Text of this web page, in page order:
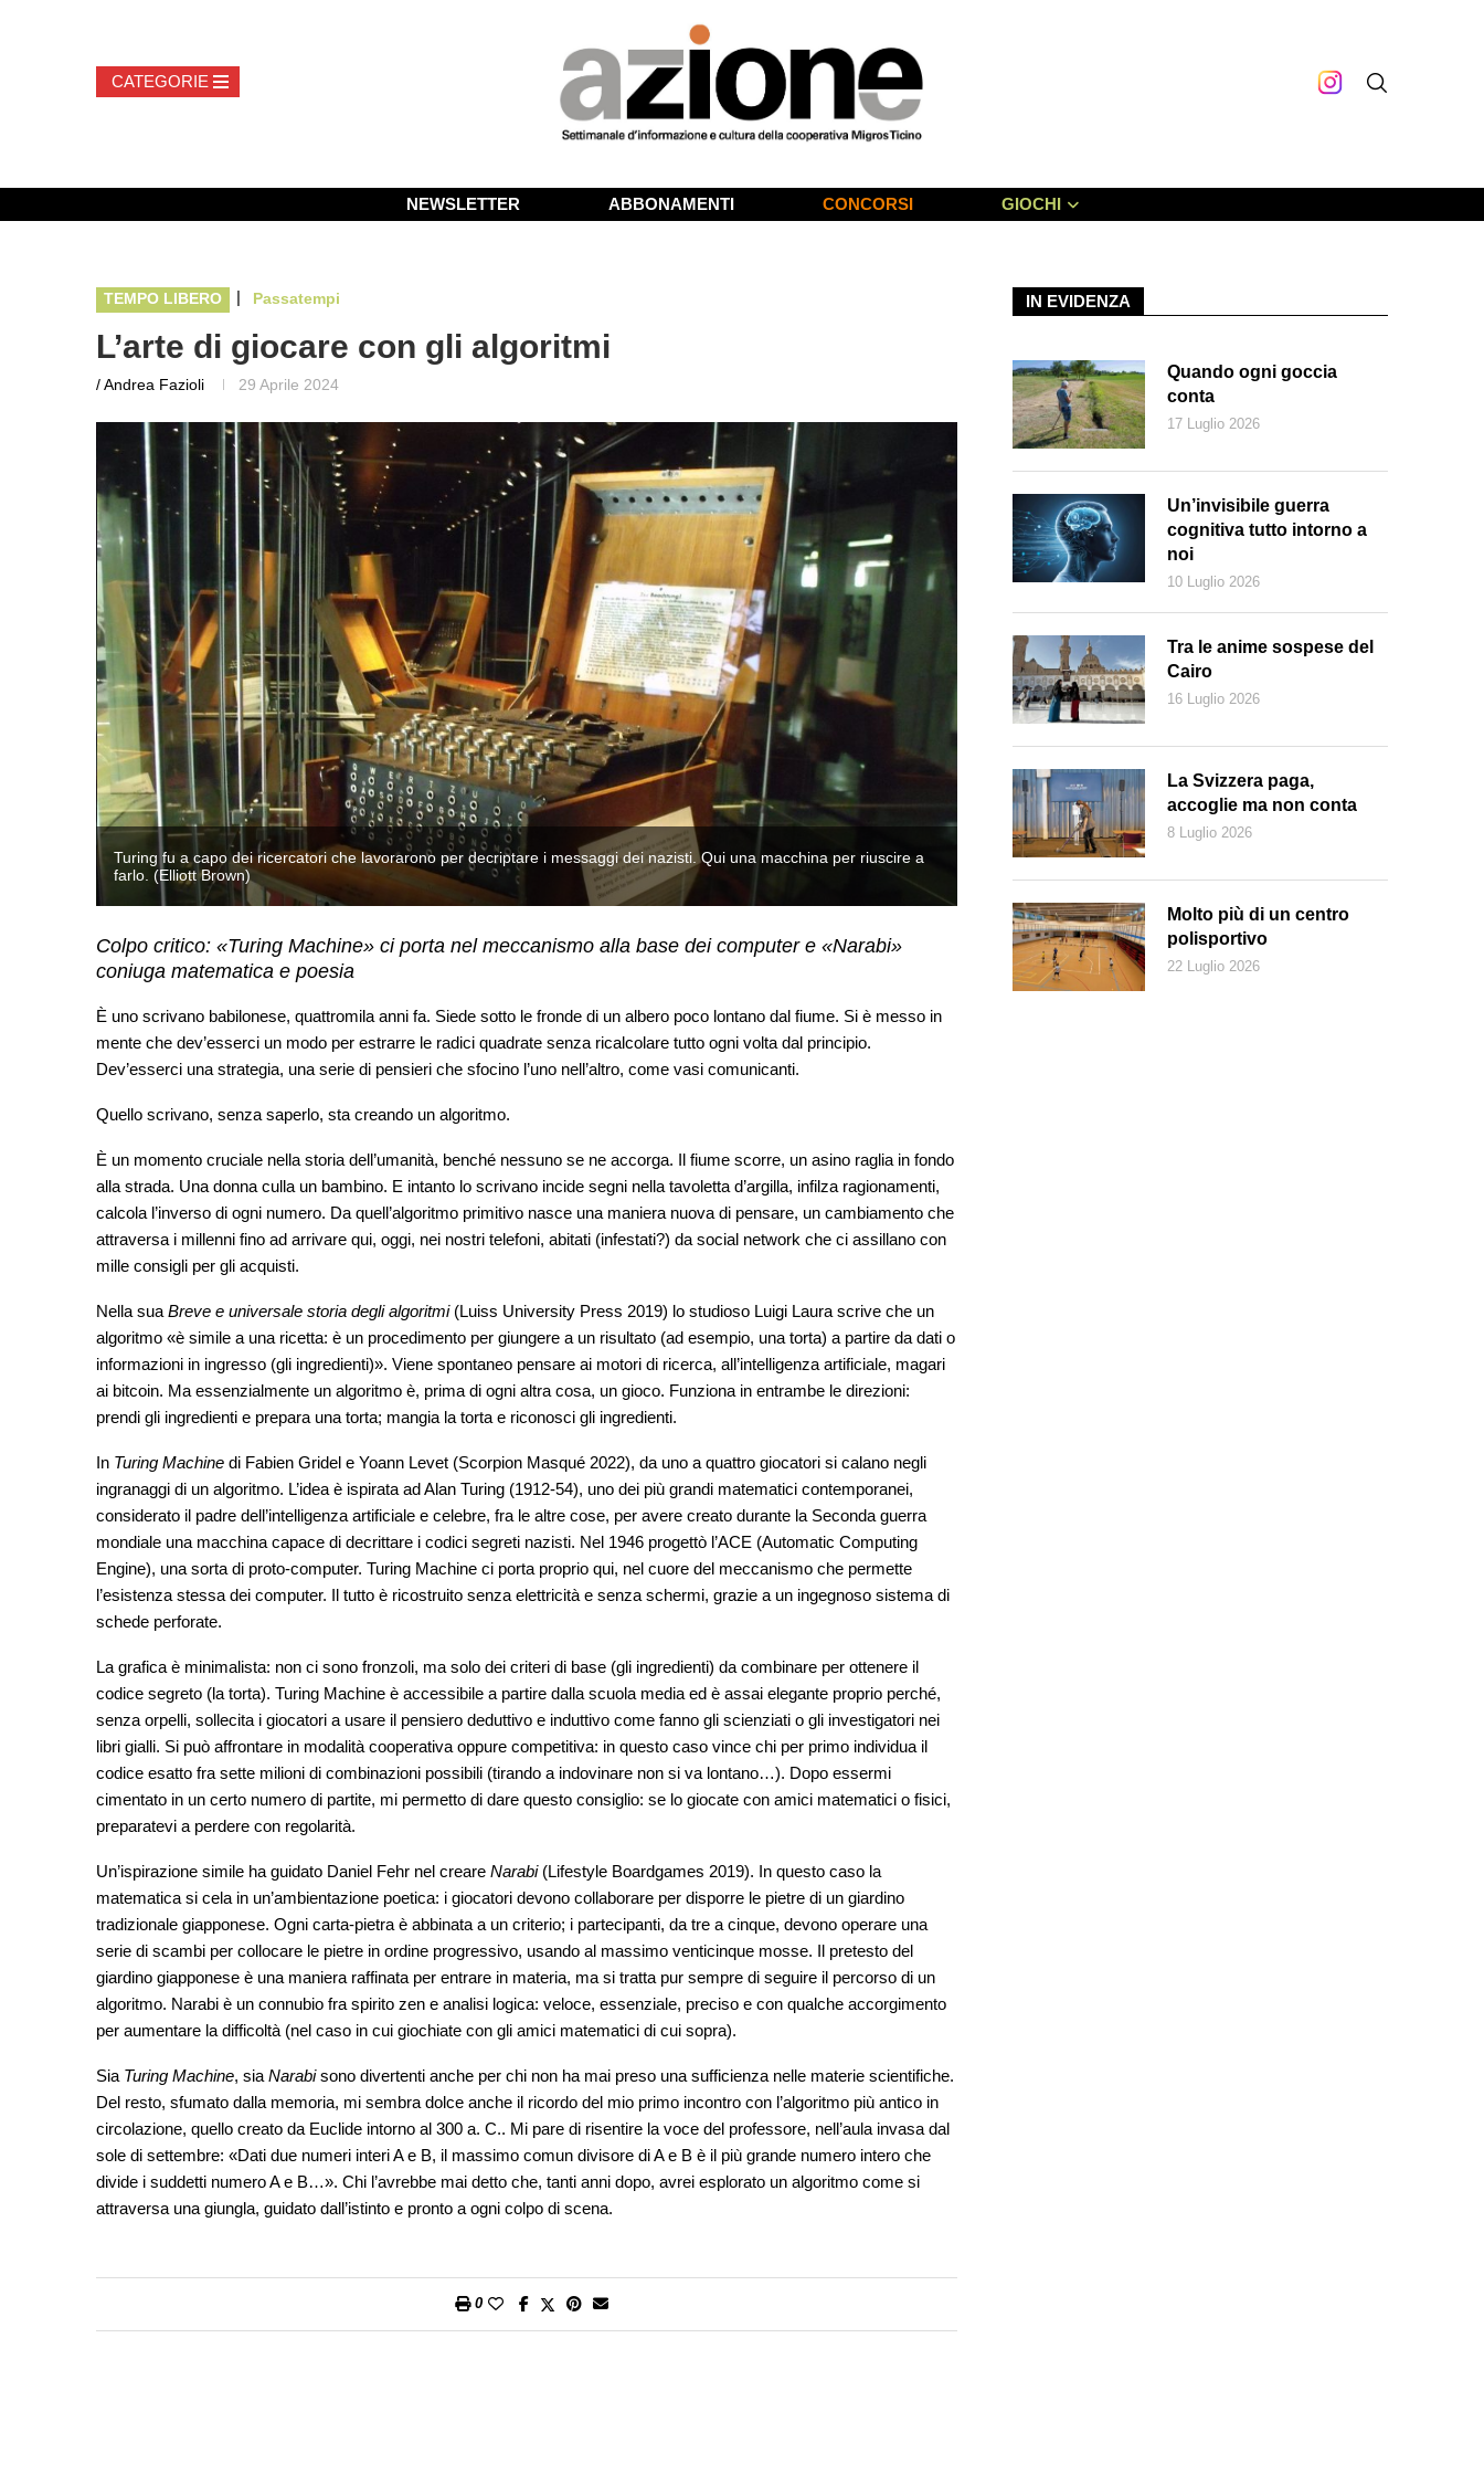
NEWSLETTER ABBONAMENTI CONCORSI GIOCHI
TEMPO LIBERO | Passatempi
L’arte di giocare con gli algoritmi
/ Andrea Fazioli 29 Aprile 2024
Turing fu a capo dei ricercatori che lavorarono per decriptare i messaggi dei nazisti. Qui una macchina per riuscire a
farlo. (Elliott Brown)
Turing fu a capo dei ricercatori che lavorarono per decriptare i
farlo. (Elliott Brown)
Colpo critico: «Turing Machine» ci porta nel meccanismo alla base dei computer e «Narabi»
coniuga matematica e poesia
È uno scrivano babilonese, quattromila anni fa. Siede sotto le fronde di un albero poco lontano dal fiume. Si è messo in
mente che dev’esserci un modo per estrarre le radici quadrate senza ricalcolare tutto ogni volta dal principio.
Dev’esserci una strategia, una serie di pensieri che sfocino l’uno nell’altro, come vasi comunicanti.
Quello scrivano, senza saperlo, sta creando un algoritmo.
È un momento cruciale nella storia dell’umanità, benché nessuno se ne accorga. Il fiume scorre, un asino raglia in fondo
alla strada. Una donna culla un bambino. E intanto lo scrivano incide segni nella tavoletta d’argilla, infilza ragionamenti,
calcola l’inverso di ogni numero. Da quell’algoritmo primitivo nasce una maniera nuova di pensare, un cambiamento che
attraversa i millenni fino ad arrivare qui, oggi, nei nostri telefoni, abitati (infestati?) da social network che ci assillano con
mille consigli per gli acquisti.
Nella sua Breve e universale storia degli algoritmi(Luiss University Press 2019) lo studioso Luigi Laura scrive che un
algoritmo «è simile a una ricetta: è un procedimento per giungere a un risultato (ad esempio, una torta) a partire da dati o
informazioni in ingresso (gli ingredienti)». Viene spontaneo pensare ai motori di ricerca, all’intelligenza artificiale, magari
ai bitcoin. Ma essenzialmente un algoritmo è, prima di ogni altra cosa, un gioco. Funziona in entrambe le direzioni:
prendi gli ingredienti e prepara una torta; mangia la torta e riconosci gli ingredienti.
In Turing Machine di Fabien Gridel e Yoann Levet (Scorpion Masqué 2022), da uno a quattro giocatori si calano negli
ingranaggi di un algoritmo. L’idea è ispirata ad Alan Turing (1912-54), uno dei più grandi matematici contemporanei,
considerato il padre dell’intelligenza artificiale e celebre, fra le altre cose, per avere creato durante la Seconda guerra
mondiale una macchina capace di decrittare i codici segreti nazisti. Nel 1946 progettò l’ACE (Automatic Computing
Engine), una sorta di proto-computer. Turing Machine ci porta proprio qui, nel cuore del meccanismo che permette
l’esistenza stessa dei computer. Il tutto è ricostruito senza elettricità e senza schermi, grazie a un ingegnoso sistema di
schede perforate.
La grafica è minimalista: non ci sono fronzoli, ma solo dei criteri di base (gli ingredienti) da combinare per ottenere il
codice segreto (la torta). Turing Machine è accessibile a partire dalla scuola media ed è assai elegante proprio perché,
senza orpelli, sollecita i giocatori a usare il pensiero deduttivo e induttivo come fanno gli scienziati o gli investigatori nei
libri gialli. Si può affrontare in modalità cooperativa oppure competitiva: in questo caso vince chi per primo individua il
codice esatto fra sette milioni di combinazioni possibili (tirando a indovinare non si va lontano…). Dopo essermi
cimentato in un certo numero di partite, mi permetto di dare questo consiglio: se lo giocate con amici matematici o fisici,
preparatevi a perdere con regolarità.
Un’ispirazione simile ha guidato Daniel Fehr nel creare Narabi (Lifestyle Boardgames 2019). In questo caso la
matematica si cela in un’ambientazione poetica: i giocatori devono collaborare per disporre le pietre di un giardino
tradizionale giapponese. Ogni carta-pietra è abbinata a un criterio; i partecipanti, da tre a cinque, devono operare una
serie di scambi per collocare le pietre in ordine progressivo, usando al massimo venticinque mosse. Il pretesto del
giardino giapponese è una maniera raffinata per entrare in materia, ma si tratta pur sempre di seguire il percorso di un
algoritmo. Narabi è un connubio fra spirito zen e analisi logica: veloce, essenziale, preciso e con qualche accorgimento
per aumentare la difficoltà (nel caso in cui giochiate con gli amici matematici di cui sopra).
Sia Turing Machine, sia Narabisono divertenti anche per chi non ha mai preso una sufficienza nelle materie scientifiche.
Del resto, sfumato dalla memoria, mi sembra dolce anche il ricordo del mio primo incontro con l’algoritmo più antico in
circolazione, quello creato da Euclide intorno al 300 a. C.. Mi pare di risentire la voce del professore, nell’aula invasa dal
sole di settembre: «Dati due numeri interi A e B, il massimo comun divisore di A e B è il più grande numero intero che
divide i suddetti numero A e B…». Chi l’avrebbe mai detto che, tanti anni dopo, avrei esplorato un algoritmo come si
attraversa una giungla, guidato dall’istinto e pronto a ogni colpo di scena.
0
IN EVIDENZA
Quando ogni goccia
conta
17 Luglio 2026
Un’invisibile guerra
cognitiva tutto intorno a
noi
10 Luglio 2026
Tra le anime sospese del
Cairo
16 Luglio 2026
La Svizzera paga,
accoglie ma non conta
8 Luglio 2026
Molto più di un centro
polisportivo
22 Luglio 2026